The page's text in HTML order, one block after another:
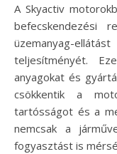
A Skyactiv
befecskendezési
üzemanyag-
teljesítményét.
anyagokat és
csökkentik a
tartósságot és a
nemcsak a
fogyasztást is